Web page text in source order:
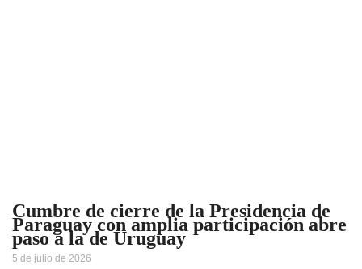
Cumbre de cierre de la Presidencia de
Paraguay con amplia participación abre
paso a la de Uruguay
5 de julio de 2026